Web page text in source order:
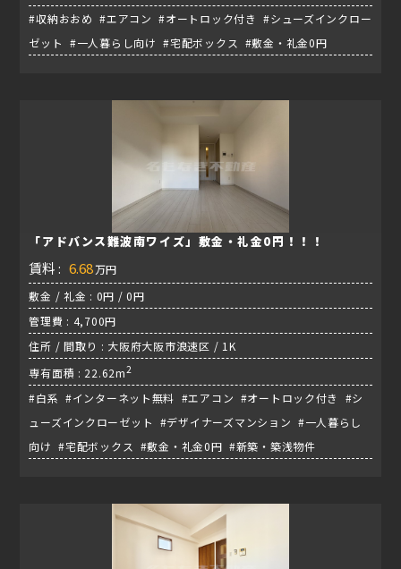
#収納おおめ #エアコン #オートロック付き #シューズインクロー
ゼット #一人暮らし向け #宅配ボックス #敷金・礼金0円
「アドバンス難波南ワイズ」敷金・礼金0円！！！
賃料 : 6.68万円
敷金 / 礼金 : 0円 / 0円
管理費 : 4,700円
住所 / 間取り : 大阪府大阪市浪速区 / 1K
専有面積 : 22.62m2
#白系 #インターネット無料 #エアコン #オートロック付き #シ
ューズインクローゼット #デザイナーズマンション #一人暮らし
向け #宅配ボックス #敷金・礼金0円 #新築・築浅物件